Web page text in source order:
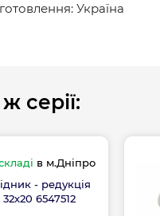
Україна
серії:
в м.Дніпро
- редукція
6547512